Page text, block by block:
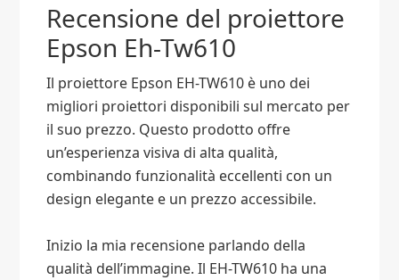
Recensione del proiettore
Epson Eh-Tw610
Il proiettore Epson EH-TW610 è uno dei
migliori proiettori disponibili sul mercato per
il suo prezzo. Questo prodotto offre
un’esperienza visiva di alta qualità,
combinando funzionalità eccellenti con un
design elegante e un prezzo accessibile.
Inizio la mia recensione parlando della
qualità dell’immagine. Il EH-TW610 ha una